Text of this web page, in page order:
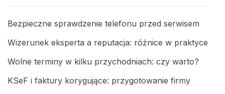
Bezpieczne sprawdzenie telefonu przed serwisem
Wizerunek eksperta a reputacja: różnice w praktyce
Wolne terminy w kilku przychodniach: czy warto?
KSeF i faktury korygujące: przygotowanie firmy